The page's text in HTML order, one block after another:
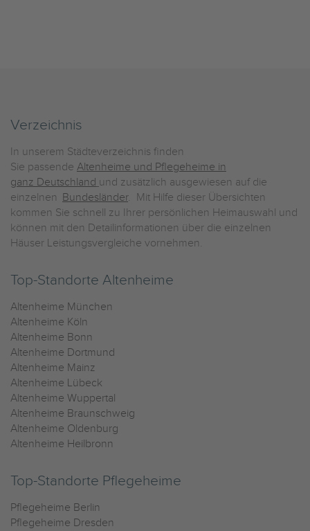
Verzeichnis
In unserem Städteverzeichnis finden
Sie passende Altenheime und Pflegeheime in
ganz Deutschland und zusätzlich ausgewiesen auf die
einzelnen Bundesländer. Mit Hilfe dieser Übersichten
kommen Sie schnell zu Ihrer persönlichen Heimauswahl und
können mit den Detailinformationen über die einzelnen
Häuser Leistungsvergleiche vornehmen.
Top-Standorte Altenheime
Altenheime München
Altenheime Köln
Altenheime Bonn
Altenheime Dortmund
Altenheime Mainz
Altenheime Lübeck
Altenheime Wuppertal
Altenheime Braunschweig
Altenheime Oldenburg
Altenheime Heilbronn
Top-Standorte Pflegeheime
Pflegeheime Berlin
Pflegeheime Dresden